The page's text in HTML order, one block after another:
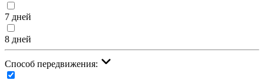
7 дней
8 дней
Cпособ передвижения: